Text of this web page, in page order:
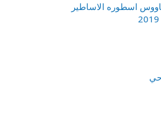
اسطوره الاساطير